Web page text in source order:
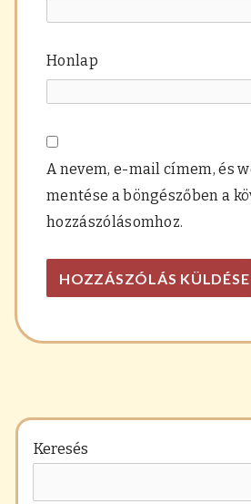
Honlap
A nevem, e-mail címem, és
mentése a böngészőben a
hozzászólásomhoz.
Keresés